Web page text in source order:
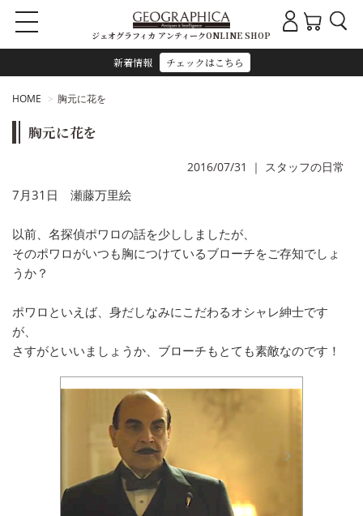
新着情報 チェックはこちら
ジェオグラフィカ アンティークONLINE SHOP
HOME 胸元に花を
胸元に花を
2016/07/31 ｜ スタッフの日常
7月31日 瀬藤万里絵
以前、名探偵ポワロの話を少ししましたが、
そのポワロがいつも胸につけているブローチをご存知でしょ
うか？
ポワロといえば、身だしなみにこだわるオシャレ紳士です
が、
さすがといいましょうか、ブローチもとても素敵なのです！